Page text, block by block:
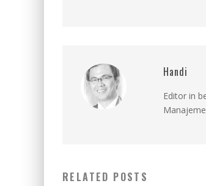
Handi
Editor in
RELATED POSTS